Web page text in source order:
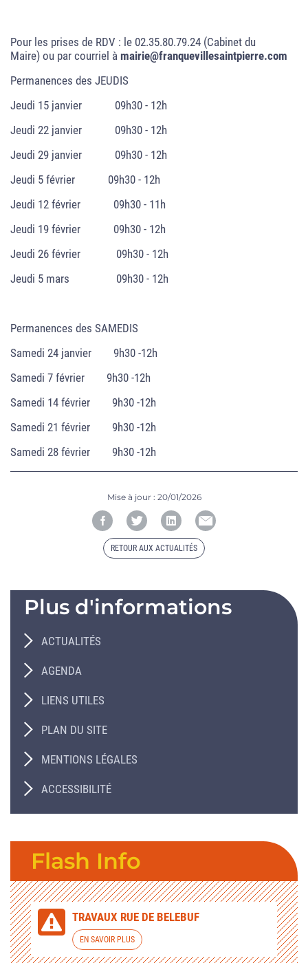
Pour les prises de RDV : le 02.35.80.79.24 (Cabinet du
Maire) ou par courriel à mairie@franquevillesaintpierre.com
Permanences des JEUDIS
Jeudi 15 janvier 09h30 - 12h
Jeudi 22 janvier 09h30 - 12h
Jeudi 29 janvier 09h30 - 12h
Jeudi 5 février 09h30 - 12h
Jeudi 12 février 09h30 - 11h
Jeudi 19 février 09h30 - 12h
Jeudi 26 février 09h30 - 12h
Jeudi 5 mars 09h30 - 12h
Permanences des SAMEDIS
Samedi 24 janvier 9h30 -12h
Samedi 7 février 9h30 -12h
Samedi 14 février 9h30 -12h
Samedi 21 février 9h30 -12h
Samedi 28 février 9h30 -12h
Mise à jour : 20/01/2026
RETOUR AUX ACTUALITÉS
Plus d'informations
ACTUALITÉS
AGENDA
LIENS UTILES
PLAN DU SITE
MENTIONS LÉGALES
ACCESSIBILITÉ
Flash Info
TRAVAUX RUE DE BELEBUF
EN SAVOIR PLUS